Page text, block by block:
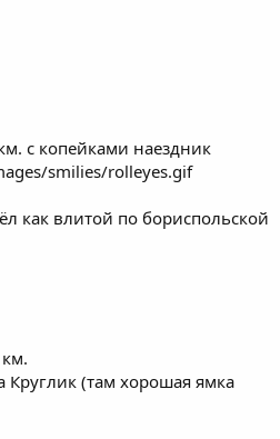
с копейками наездник
smilies/rolleyes.gif
как влитой по бориспольской
Круглик (там хорошая ямка